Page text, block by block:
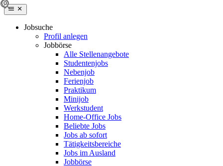
Jobsuche
Profil anlegen
Jobbörse
Alle Stellenangebote
Studentenjobs
Nebenjob
Ferienjob
Praktikum
Minijob
Werkstudent
Home-Office Jobs
Beliebte Jobs
Jobs ab sofort
Tätigkeitsbereiche
Jobs im Ausland
Jobbörse